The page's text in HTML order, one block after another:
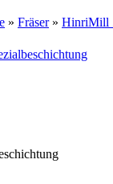
» Fräser» HinriMill